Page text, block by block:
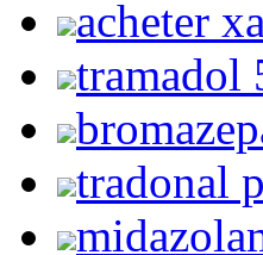
acheter
tramadol
tradonal